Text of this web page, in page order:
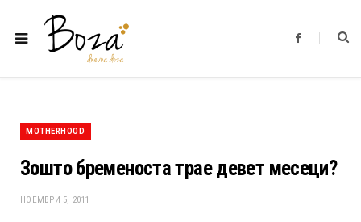
F
b
MOTHERHOOD
Зошто бременоста трае девет месеци?
НОЕМВРИ 5, 2011